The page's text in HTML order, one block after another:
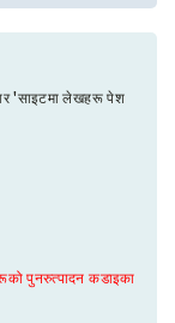
'साइटमा लेखहरू पेश
पुनरुत्पादन कडाइका